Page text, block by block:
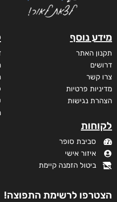
מידע נוסף
תקנון האתר
דרושים
צרו קשר
מדיניות פרטיות
הצהרת נגישות
לקוחות
סביבת סופר
איזור אישי
ביטול הזמנה קיימת
הצטרפו לרשימת התפוצה!